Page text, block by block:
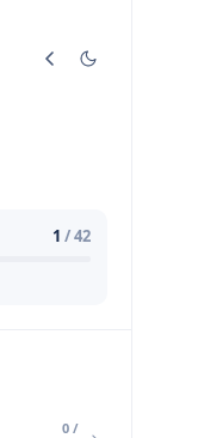
1 / 42
0 /